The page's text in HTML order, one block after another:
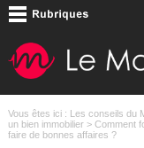
Vous êtes ici : Les conseils du
un bien immobilier> Comment
faire de bonnes affaires ?